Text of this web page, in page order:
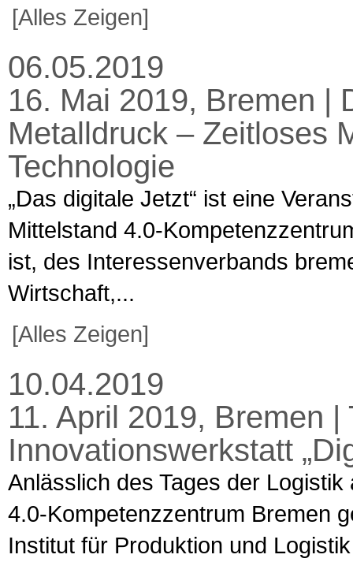
[Alles Zeigen]
06.05.2019
16. Mai 2019, Bremen |
Metalldruck – Zeitloses
Technologie
„Das digitale Jetzt“ ist eine
Mittelstand 4.0-
ist, des Interessenverbands
Wirtschaft,...
[Alles Zeigen]
10.04.2019
11. April 2019, Bremen |
Innovationswerkstatt
Anlässlich des Tages der
4.0-Kompetenzzentrum Bremen
Institut für Produktion und